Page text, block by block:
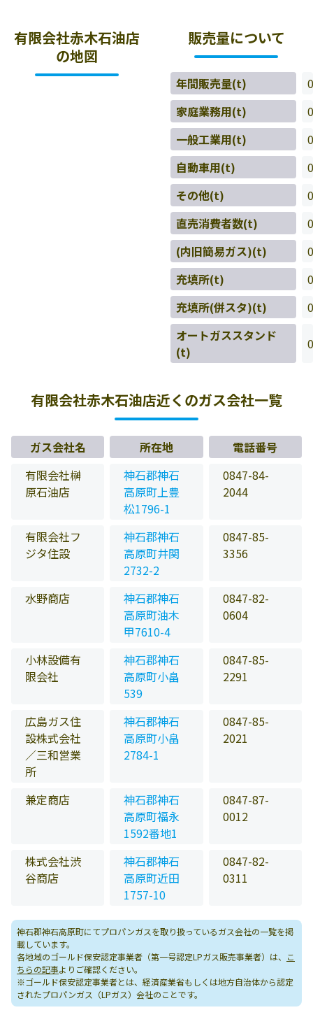
有限会社赤木石油店
の地図
販売量について
年間販売量(t)
0
家庭業務用(t)
0
一般工業用(t)
0
自動車用(t)
0
その他(t)
0
直売消費者数(t)
0
(内旧簡易ガス)(t)
0
充填所(t)
0
充填所(併スタ)(t)
0
オートガススタンド
(t)
0
有限会社赤木石油店近くのガス会社一覧
ガス会社名 所在地
電話番号
有限会社榊
原石油店
神石郡神石
高原町上豊
松1796-1
0847-84-
2044
有限会社フ
ジタ住設
神石郡神石
高原町井関
2732-2
0847-85-
3356
水野商店
神石郡神石
高原町油木
甲7610-4
0847-82-
0604
小林設備有
限会社
神石郡神石
高原町小畠
539
0847-85-
2291
広島ガス住
設株式会社
／三和営業
所
神石郡神石
高原町小畠
2784-1
0847-85-
2021
兼定商店
神石郡神石
高原町福永
1592番地1
0847-87-
0012
株式会社渋
谷商店
神石郡神石
高原町近田
1757-10
0847-82-
0311
神石郡神石高原町にてプロパンガスを取り扱っているガス会社の一覧を掲
載しています。
各地域のゴールド保安認定事業者（第一号認定LPガス販売事業者）は、
こ
ちらの記事よりご確認ください。
※ゴールド保安認定事業者とは、経済産業省もしくは地方自治体から認定
されたプロパンガス（LPガス）会社のことです。